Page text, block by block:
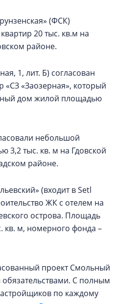
(ФСК)
20 тыс. кв.м на
районе.
1, лит. Б) согласован
«СЗ «Заозерная», который
дом жилой площадью
небольшой
3,2 тыс. кв. м на Гдовской
районе.
(входит в Setl
ЖК с отелем на
острова. Площадь
кв. м, номерного фонда –
проект Смольный
С полным
по каждому